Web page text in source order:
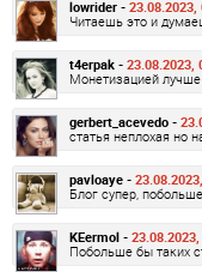
lowrider - 23.08.2023,
Читаешь это и
t4erpak - 23.08.2023,
Монетизацией
gerbert_acevedo -
статья неплохая но
pavloaye -
Блог супер,
KEermol -
Побольше бы таких